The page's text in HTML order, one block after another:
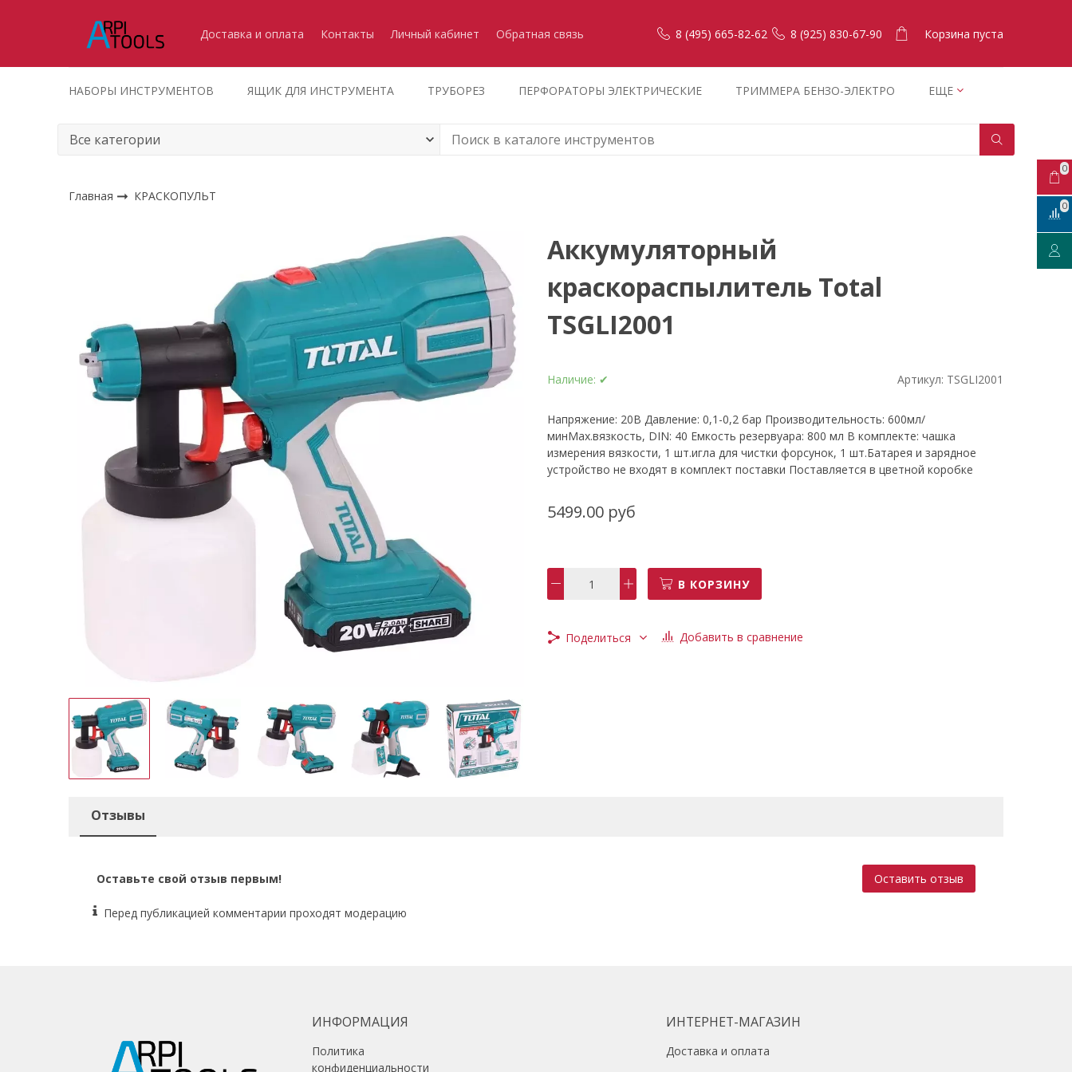
8 (495) 665-82-62 8 (925) 830-67-90
Доставка и оплата Контакты Личный кабинет Обратная связь Корзина пуста
НАБОРЫ ИНСТРУМЕНТОВ ЯЩИК ДЛЯ ИНСТРУМЕНТА ТРУБОРЕЗ ПЕРФОРАТОРЫ ЭЛЕКТРИЧЕСКИЕ ТРИММЕРА БЕНЗО-ЭЛЕКТРО ЕЩЕ
Главная КРАСКОПУЛЬТ
Аккумуляторный
краскораспылитель Total
TSGLI2001
Наличие: ✔ Артикул: TSGLI2001
Напряжение: 20В Давление: 0,1-0,2 бар Производительность: 600мл/
минMax.вязкость, DIN: 40 Емкость резервуара: 800 мл В комплекте: чашка
измерения вязкости, 1 шт.игла для чистки форсунок, 1 шт.Батарея и зарядное
устройство не входят в комплект поставки Поставляется в цветной коробке
5499.00 руб
В КОРЗИНУ
Поделиться Добавить в сравнение
Отзывы
Оставьте свой отзыв первым! Оставить отзыв
Перед публикацией комментарии проходят модерацию
ИНФОРМАЦИЯ
Политика
конфиденциальности
ИНТЕРНЕТ-МАГАЗИН
Доставка и оплата
0
0